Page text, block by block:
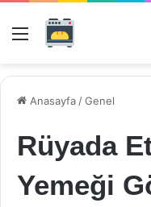
Menü
Anasayfa /Genel
Rüyada
Yemeği